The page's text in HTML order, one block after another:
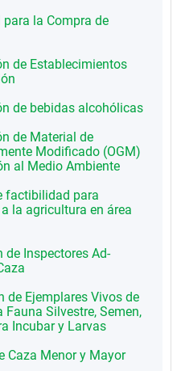
la Compra de
de Establecimientos
de bebidas alcohólicas
de Material de
Modificado (OGM)
al Medio Ambiente
factibilidad para
la agricultura en área
Inspectores Ad-
de Ejemplares Vivos de
Fauna Silvestre, Semen,
Incubar y Larvas
Caza Menor y Mayor